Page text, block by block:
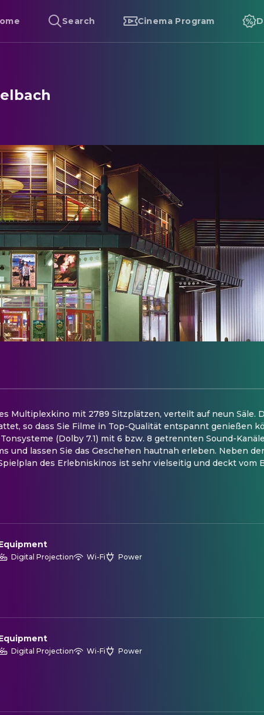
Search Cinema Program
Multiplexkino mit 2789 Sitzplätzen, verteilt auf neun Säle.
so dass Sie Filme in Top-Qualität entspannt genießen
(Dolby 7.1) mit 6 bzw. 8 getrennten Sound-
und lassen Sie das Geschehen hautnah erleben. Neben
des Erlebniskinos ist sehr vielseitig und deckt vom
Digital Projection Wi-Fi Power
Digital Projection Wi-Fi Power